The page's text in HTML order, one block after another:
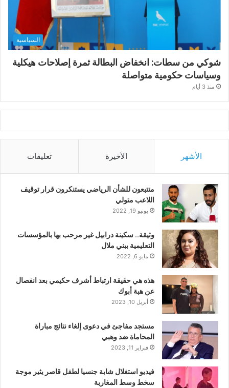
السياسية
شوكي من سطات: انخفاض البطالة ثمرة إصلاحات هيكلية
وسياسات حكومية متواصلة
منذ 3 أيام
الأشهر الأخيرة تعليقات
متتبعون للشأن الرياضي يستنكرون قرار توقيف
اللاعب متولي
يونيو 19, 2022
وثيقة.. سكينة درابيل غير مرحب بها بالمؤسسات
التعليمية ببني ملال
مايو 6, 2022
هذه هي حقيقة ارتباط أشرف حكيمي بعد انفصال
عن هبة أبوك
أبريل 10, 2023
مستجد مفاجئ في دعوى إلغاء نتائج مباراة
المحاماة ضد وهبي
فبراير 11, 2023
فيديو استغلال شابة جنسيا لطفل قاصر يثير موجة
سخط وسط المغاربة